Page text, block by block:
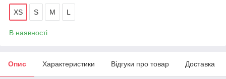
XS S M L
В наявності
Опис Характеристики Відгуки про товар Доставка